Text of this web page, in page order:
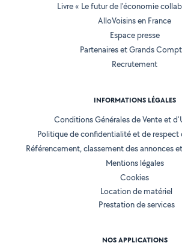
Livre « Le futur de l'économie
AlloVoisins en France
Espace presse
Partenaires et Grands
Recrutement
INFORMATIONS LÉGALES
Conditions Générales de Vente et
Politique de confidentialité et de respect
Référencement, classement des annonces
Mentions légales
Cookies
Location de matériel
Prestation de services
NOS APPLICATIONS